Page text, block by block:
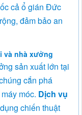
cả ổ gián Đức
đảm bảo an
và nhà xưởng
sản xuất lớn tại
cắn phá
móc. Dịch vụ
chiến thuật